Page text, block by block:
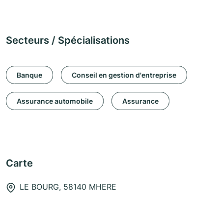
Secteurs / Spécialisations
Banque Conseil en gestion d'entreprise
Assurance automobile Assurance
Carte
LE BOURG, 58140 MHERE